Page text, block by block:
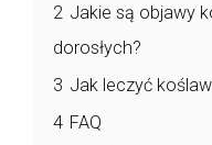
2 Jakie są objawy
dorosłych?
3 Jak leczyć
4 FAQ